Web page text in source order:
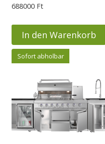
688000 Ft
In den Warenkorb
Sofort abholbar